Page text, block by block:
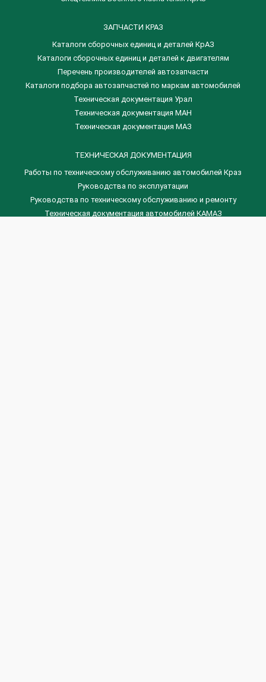
ЗАПЧАСТИ КРАЗ
Каталоги сборочных единиц и деталей КрАЗ
​Каталоги сборочных единиц и деталей к двигателям
Перечень производителей автозапчасти
Каталоги подбора автозапчастей по маркам автомобилей
Техническая документация Урал
Техническая документация МАН
Техническая документация МАЗ
ТЕХНИЧЕСКАЯ ДОКУМЕНТАЦИЯ
Работы по техническому обслуживанию автомобилей Краз
Руководства по эксплуатации
Руководства по техническому обслуживанию и ремонту
Техническая документация автомобилей КАМАЗ